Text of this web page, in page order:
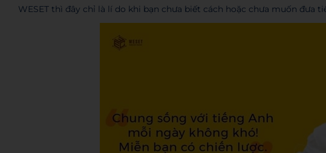
WESET thì đây chỉ là lí do khi bạn chưa biết cách hoặc chưa muốn đưa